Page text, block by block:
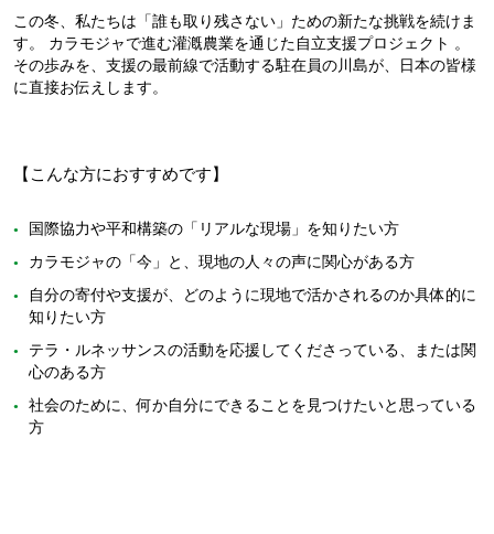
この冬、私たちは「誰も取り残さない」ための新たな挑戦を続けま
す。 カラモジャで進む灌漑農業を通じた自立支援プロジェクト 。
その歩みを、支援の最前線で活動する駐在員の川島が、日本の皆様
に直接お伝えします。
【こんな方におすすめです】
国際協力や平和構築の「リアルな現場」を知りたい方
カラモジャの「今」と、現地の人々の声に関心がある方
自分の寄付や支援が、どのように現地で活かされるのか具体的に
知りたい方
テラ・ルネッサンスの活動を応援してくださっている、または関
心のある方
社会のために、何か自分にできることを見つけたいと思っている
方